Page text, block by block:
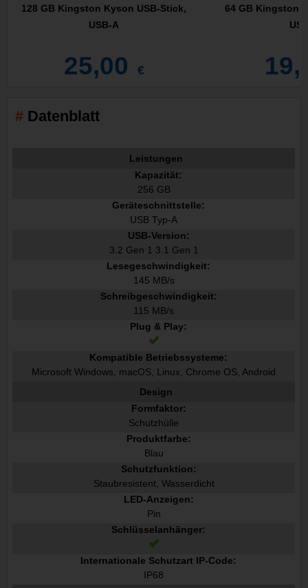
128 GB Kingston Kyson USB-Stick,
USB-A
25,00 €
64 GB Kingston
Datenblatt
Leistungen
Kapazität:
256 GB
Geräteschnittstelle:
USB Typ-A
USB-Version:
3.2 Gen 1 3.1 Gen 1
Lesegeschwindigkeit:
145 MB/s
Schreibgeschwindigkeit:
115 MB/s
Plug & Play:
Kompatible Betriebssysteme:
Microsoft Windows, macOS, Linux, Chrome OS, Android
Design
Formfaktor:
Schutzhülle
Produktfarbe:
Blau
Schutzfunktion:
Staubresistent, Wasserdicht
LED-Anzeigen:
Pin
Schlüsselanhänger:
Internationale Schutzart IP-Code:
IP68